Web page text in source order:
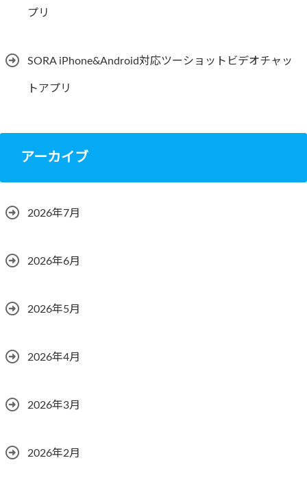
プリ
SORA iPhone&Android対応ツーショットビデオチャッ
トアプリ
アーカイブ
2026年7月
2026年6月
2026年5月
2026年4月
2026年3月
2026年2月